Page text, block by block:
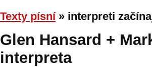
Texty písní» interpreti
Glen Hansard +
interpreta